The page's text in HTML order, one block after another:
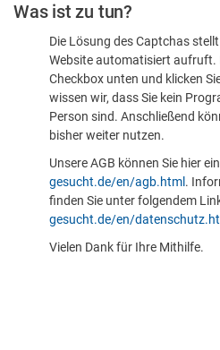
sind
Was ist zu tun?
Die Lösung des Captchas
Website automatisiert aufruft.
Checkbox unten und klicken
wissen wir, dass Sie kein
Person sind. Anschließend
bisher weiter nutzen.
Unsere AGB können Sie hier
gesucht.de/en/agb.html .
finden Sie unter folgendem
gesucht.de/en/
Vielen Dank für Ihre Mithilfe.